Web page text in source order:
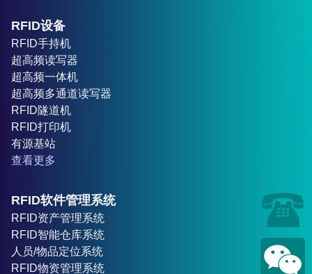
RFID设备
RFID手持机
超高频读写器
超高频一体机
超高频多通道读写器
RFID隧道机
RFID打印机
有源基站
查看更多
RFID软件管理系统
RFID资产管理系统
RFID智能仓库系统
人员/物品定位系统
RFID物资管理系统